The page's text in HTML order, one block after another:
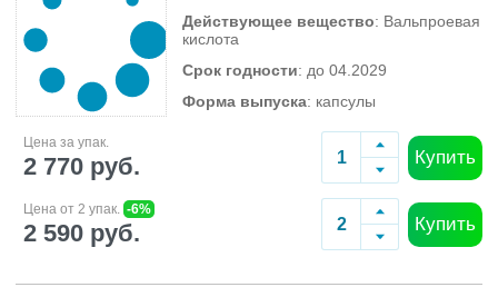
Действующее вещество: Вальпроевая
кислота
Срок годности: до 04.2029
Форма выпуска: капсулы
Цена за упак.
2 770 руб. Купить
Цена от 2 упак. -6%
2 590 руб. Купить